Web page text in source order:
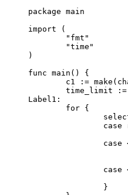
package main
import (
)
func main() {
Label1: